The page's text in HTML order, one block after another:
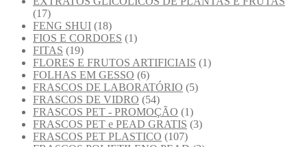
(17)
FENG SHUI (18)
FIOS E CORDOES (1)
FITAS (19)
FLORES E FRUTOS ARTIFICIAIS (1)
FOLHAS EM GESSO (6)
FRASCOS DE LABORATÓRIO (5)
FRASCOS DE VIDRO (54)
FRASCOS PET - PROMOÇÃO (1)
FRASCOS PET e PEAD GRATIS (3)
FRASCOS PET PLASTICO (107)